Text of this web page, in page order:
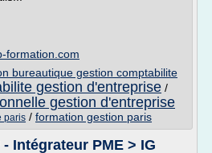
formation.com
bureautique gestion comptabilite
gestion d'entreprise /
gestion d'entreprise
paris / formation gestion paris
- Intégrateur PME > IG